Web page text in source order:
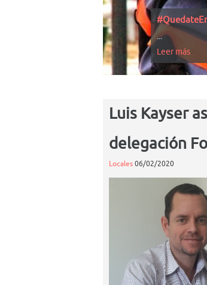
...
Leer más
Luis Kayser
delegación
Locales06/02/2020